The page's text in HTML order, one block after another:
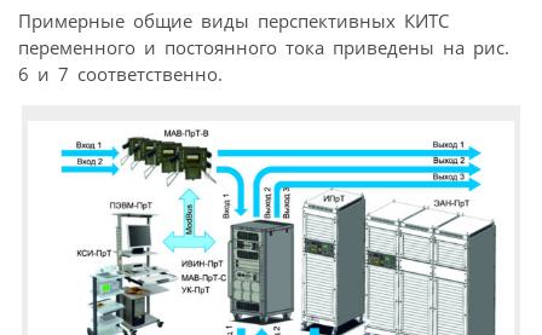
Примерные общие виды перспективных КИТС
переменного и постоянного тока приведены на рис.
6 и 7 соответственно.